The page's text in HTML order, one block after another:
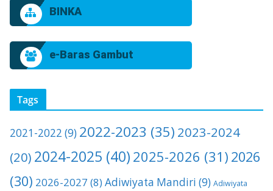
BINKA
e-Baras Gambut
Tags
2021-2022 (9) 2022-2023 (35) 2023-2024
(20) 2024-2025 (40) 2025-2026 (31) 2026
(30) 2026-2027 (8) Adiwiyata Mandiri (9) Adiwiyata